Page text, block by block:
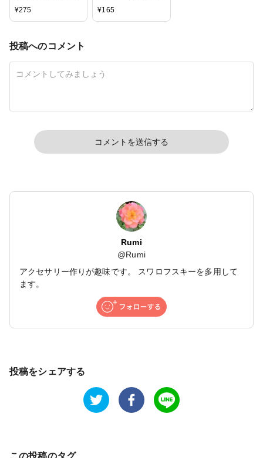
スタル・ラベンダ
¥275
4個入り
¥165
投稿へのコメント
コメントを送信する
Rumi
@Rumi
アクセサリー作りが趣味です。 スワロフスキーを多用して
ます。
投稿をシェアする
この投稿のタグ